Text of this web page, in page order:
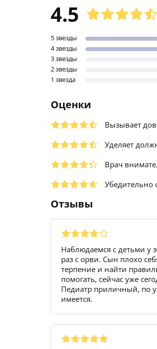
4.5
5 звезды
4 звезды
3 звезды
2 звезды
1 звезда
Оценки
Вызывает
Уделяет
Врач
Убедительно
Отзывы
Наблюдаемся с детьми у
раз с орви. Сын плохо
терпение и найти
помогать, сейчас уже
Педиатр приличный, по
имеется.